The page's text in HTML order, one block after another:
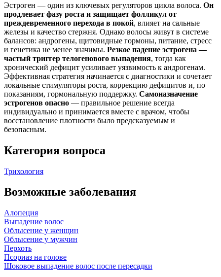
Эстроген — один из ключевых регуляторов цикла волоса. Он
продлевает фазу роста и защищает фолликул от
преждевременного перехода в покой, влияет на сальные
железы и качество стержня. Однако волосы живут в системе
балансов: андрогены, щитовидные гормоны, питание, стресс
и генетика не менее значимы. Резкое падение эстрогена —
частый триггер телогенового выпадения, тогда как
хронический дефицит усиливает уязвимость к андрогенам.
Эффективная стратегия начинается с диагностики и сочетает
локальные стимуляторы роста, коррекцию дефицитов и, по
показаниям, гормональную поддержку. Самоназначение
эстрогенов опасно — правильное решение всегда
индивидуально и принимается вместе с врачом, чтобы
восстановление плотности было предсказуемым и
безопасным.
Категория вопроса
Трихология
Возможные заболевания
Алопеция
Выпадение волос
Облысение у женщин
Облысение у мужчин
Перхоть
Псориаз на голове
Шоковое выпадение волос после пересадки